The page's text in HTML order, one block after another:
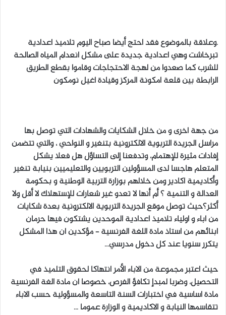
.وعلاقة بالموضوع فقد احتج أيضا صباح اليوم تلاميذ اعدادية
تبرخاشت وهي اعدادية جديدة على مشكل انعدام المياه الصالحة
للشرب كما صعدوا من لهجة الاحتجاجات وقاموا بقطع الطريق
الرابطة بين قلعة امكونة المركز وقيادة اغيل نومكون
من جهة اخرى و من خلال الشكايات والشهادات التي توصل بها
مراسل الجريدة التربوية الالكترونية بتنغير و النواحي ، والتي تتضمن
إفادات مثيرة للإهتمام، وتدفعنا إلى التساؤل هل فعلا يشكل
المتعلم هاجسا لدى المسؤولين التربويين والتعليميين بنيابة تنغير
وأكاديمية اكادير ومن خلالهم بوزارة التربية الوطنية و بحكومة
العدالة و التنمية ؟ أم أنها لا تعدو غير شعارات للإستهلاك لا أقل ولا
أكثر؟حيث توصل موقع الجريدة التربوية الالكترونية بعدة شكايات
من اباء و اولياء تلاميذ اعدادية الموحدين يشتكون فيها حرمان
ابنائهم من استاذ مادة اللغة الفرنسية – مؤكدين ان هذا المشكل
يتكرر سنويا عند كل دخول مدرسي…
حيث اعتبر مجموعة من الاباء الأمر انتهاكا لحقوق التلميذ في
التحصيل، وضربا لمبدإ تكافؤ الفرص، خصوصا ان مادة الغة الفرنسية
مادة اساسية في اختبارات السنة التاسعة والمسؤولية حسب الاباء
تتقاسمها النيابة و الاكاديمية و الوزارة عموما …